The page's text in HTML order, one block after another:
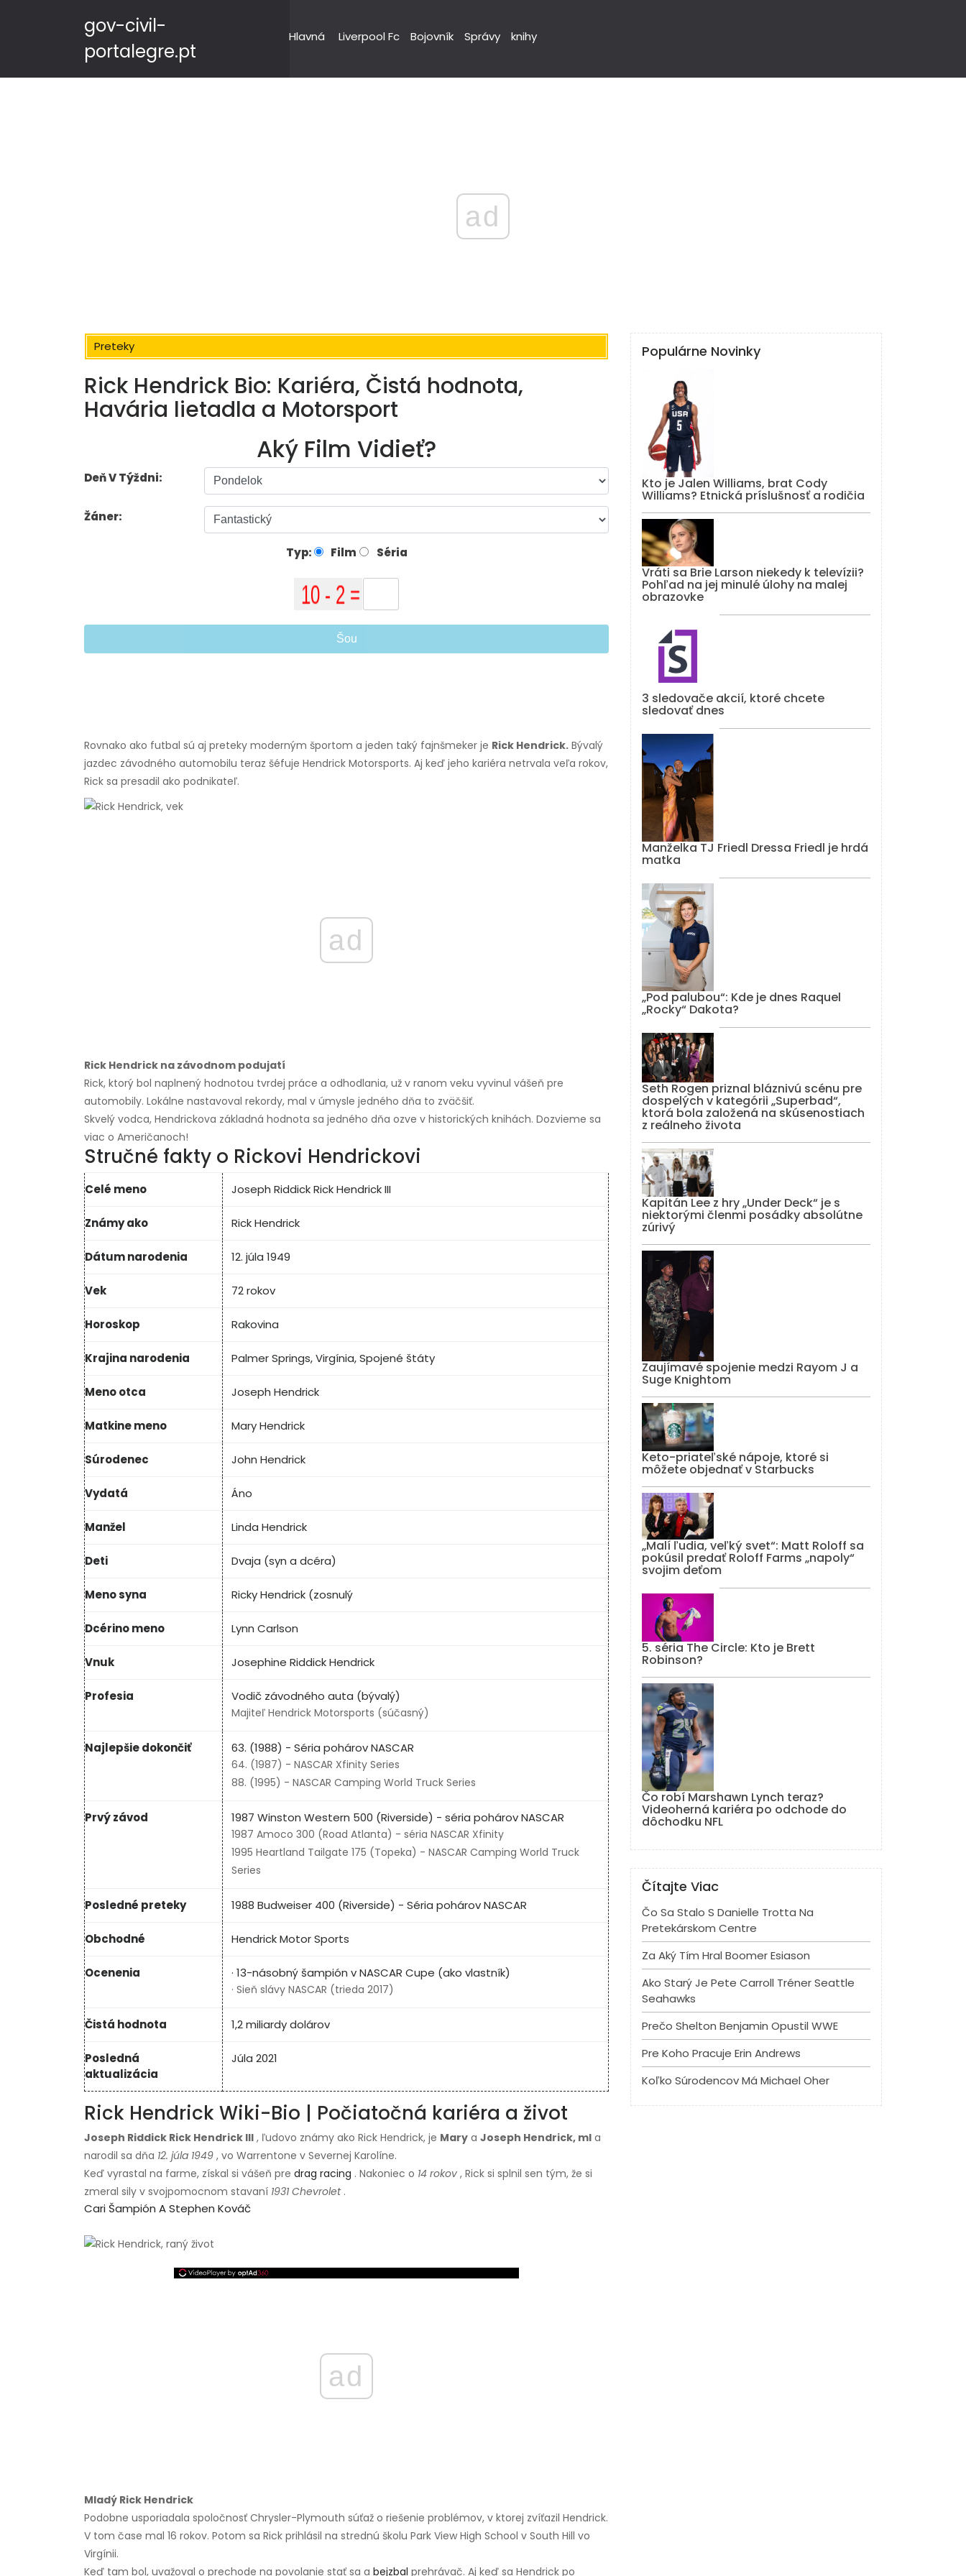
gov-civil-
portalegre.pt
Hlavná Liverpool Fc Bojovník Správy knihy
ad
Preteky
Rick Hendrick Bio: Kariéra, Čistá hodnota,
Havária lietadla a Motorsport
Aký Film Vidieť?
Deň V Týždni:
Žáner:
Typ: Film Séria
Šou
Rovnako ako futbal sú aj preteky moderným športom a jeden taký fajnšmeker je Rick Hendrick. Bývalý
jazdec závodného automobilu teraz šéfuje Hendrick Motorsports. Aj keď jeho kariéra netrvala veľa rokov,
Rick sa presadil ako podnikateľ.
ad
Rick Hendrick na závodnom podujatí
Rick, ktorý bol naplnený hodnotou tvrdej práce a odhodlania, už v ranom veku vyvinul vášeň pre
automobily. Lokálne nastavoval rekordy, mal v úmysle jedného dňa to zväčšiť.
Skvelý vodca, Hendrickova základná hodnota sa jedného dňa ozve v historických knihách. Dozvieme sa
viac o Američanoch!
Stručné fakty o Rickovi Hendrickovi
Celé meno Joseph Riddick Rick Hendrick III
Známy ako Rick Hendrick
Dátum narodenia 12. júla 1949
Vek 72 rokov
Horoskop Rakovina
Krajina narodenia Palmer Springs, Virgínia, Spojené štáty
Meno otca Joseph Hendrick
Matkine meno Mary Hendrick
Súrodenec John Hendrick
Vydatá Áno
Manžel Linda Hendrick
Deti Dvaja (syn a dcéra)
Meno syna Ricky Hendrick (zosnulý
Dcérino meno Lynn Carlson
Vnuk Josephine Riddick Hendrick
Profesia Vodič závodného auta (bývalý)
Majiteľ Hendrick Motorsports (súčasný)
Najlepšie dokončiť 63. (1988) - Séria pohárov NASCAR
64. (1987) - NASCAR Xfinity Series
88. (1995) - NASCAR Camping World Truck Series
Prvý závod 1987 Winston Western 500 (Riverside) - séria pohárov NASCAR
1987 Amoco 300 (Road Atlanta) - séria NASCAR Xfinity
1995 Heartland Tailgate 175 (Topeka) - NASCAR Camping World Truck
Series
Posledné preteky 1988 Budweiser 400 (Riverside) - Séria pohárov NASCAR
Obchodné Hendrick Motor Sports
Ocenenia · 13-násobný šampión v NASCAR Cupe (ako vlastník)
· Sieň slávy NASCAR (trieda 2017)
Čistá hodnota 1,2 miliardy dolárov
Posledná
aktualizácia
Júla 2021
Rick Hendrick Wiki-Bio | Počiatočná kariéra a život
Joseph Riddick Rick Hendrick III , ľudovo známy ako Rick Hendrick, je Mary a Joseph Hendrick, ml a
narodil sa dňa 12. júla 1949 , vo Warrentone v Severnej Karolíne.
Keď vyrastal na farme, získal si vášeň pre drag racing . Nakoniec o 14 rokov , Rick si splnil sen tým, že si
zmeral sily v svojpomocnom stavaní 1931 Chevrolet.
Cari Šampión A Stephen Kováč
ad
Mladý Rick Hendrick
Podobne usporiadala spoločnosť Chrysler-Plymouth súťaž o riešenie problémov, v ktorej zvíťazil Hendrick.
V tom čase mal 16 rokov. Potom sa Rick prihlásil na strednú školu Park View High School v South Hill vo
Virgínii.
Keď tam bol, uvažoval o prechode na povolanie stať sa a bejzbal prehrávač. Aj keď sa Hendrick po
Populárne Novinky
Kto je Jalen Williams, brat Cody
Williams? Etnická príslušnosť a rodičia
Vráti sa Brie Larson niekedy k televízii?
Pohľad na jej minulé úlohy na malej
obrazovke
3 sledovače akcií, ktoré chcete
sledovať dnes
Manželka TJ Friedl Dressa Friedl je hrdá
matka
„Pod palubou“: Kde je dnes Raquel
„Rocky“ Dakota?
Seth Rogen priznal bláznivú scénu pre
dospelých v kategórii „Superbad“,
ktorá bola založená na skúsenostiach
z reálneho života
Kapitán Lee z hry „Under Deck“ je s
niektorými členmi posádky absolútne
zúrivý
Zaujímavé spojenie medzi Rayom J a
Suge Knightom
Keto-priateľské nápoje, ktoré si
môžete objednať v Starbucks
„Malí ľudia, veľký svet“: Matt Roloff sa
pokúsil predať Roloff Farms „napoly“
svojim deťom
5. séria The Circle: Kto je Brett
Robinson?
Čo robí Marshawn Lynch teraz?
Videoherná kariéra po odchode do
dôchodku NFL
Čítajte Viac
Čo Sa Stalo S Danielle Trotta Na
Pretekárskom Centre
Za Aký Tím Hral Boomer Esiason
Ako Starý Je Pete Carroll Tréner Seattle
Seahawks
Prečo Shelton Benjamin Opustil WWE
Pre Koho Pracuje Erin Andrews
Koľko Súrodencov Má Michael Oher